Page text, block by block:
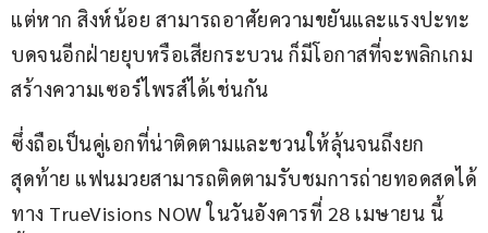
แต่หาก สิงห์น้อย สามารถอาศัยความขยันและแรงปะทะ
บดจนอีกฝ่ายยุบหรือเสียกระบวน ก็มีโอกาสที่จะพลิกเกม
สร้างความเซอร์ไพรส์ได้เช่นกัน
ซึ่งถือเป็นคู่เอกที่น่าติดตามและชวนให้ลุ้นจนถึงยก
สุดท้าย แฟนมวยสามารถติดตามรับชมการถ่ายทอดสดได้
ทาง TrueVisions NOW ในวันอังคารที่ 28 เมษายน นี้